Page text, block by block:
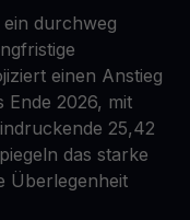
ein durchweg
einen Anstieg
Ende 2026, mit
25,42
das starke
Überlegenheit